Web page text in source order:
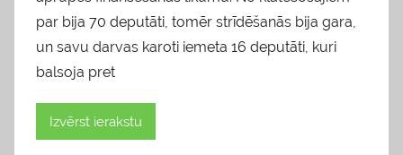
par bija 70 deputāti, tomēr strīdēšanās bija gara,
un savu darvas karoti iemeta 16 deputāti, kuri
balsoja pret
Izvērst ierakstu